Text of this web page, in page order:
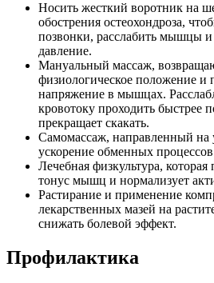
Носить жесткий воротник на
обострения остеохондроза,
позвонки, расслабить мышцы и
давление.
Мануальный массаж,
физиологическое положение
напряжение в мышцах.
кровотоку проходить быстрее
прекращает скакать.
Самомассаж, направленный на
ускорение обменных
Лечебная физкультура,
тонус мышц и нормализует
Растирание и применение
лекарственных мазей на
снижать болевой эффект.
Профилактика